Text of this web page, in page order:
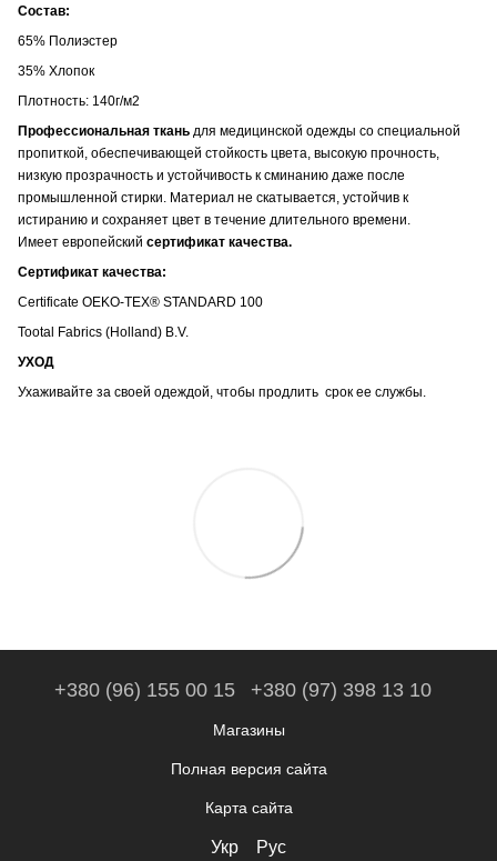
Состав:
65% Полиэстер
35% Хлопок
Плотность: 140г/м2
Профессиональная ткань для медицинской одежды со специальной
пропиткой, обеспечивающей стойкость цвета , высокую прочность,
низкую прозрачность и устойчивость к сминанию даже после
промышленной стирки. Материал не скатывается, устойчив к
истиранию и сохраняет цвет в течение длительного времени.
Имеет европейский сертификат качества.
Сертификат качества:
Certificate OEKO-TEX® STANDARD 100
Tootal Fabrics (Holland) B.V.
УХОД
Ухаживайте за своей одеждой, чтобы продлить срок ее службы.
+380 (96) 155 00 15 +380 (97) 398 13 10
Магазины
Полная версия сайта
Карта сайта
Укр Рус